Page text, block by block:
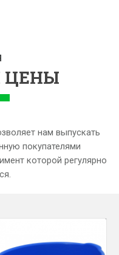
ЦЕНЫ
нам выпускать
покупателями
которой регулярно